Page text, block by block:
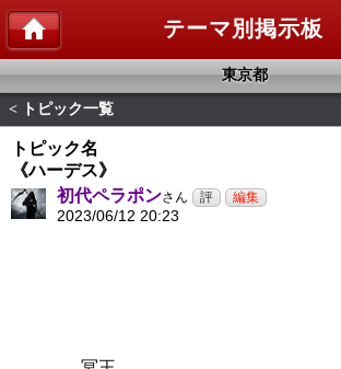
テーマ別掲示板
東京都
< トピック一覧
トピック名
《ハーデス》
初代ペラポンさん
2023/06/12 20:23